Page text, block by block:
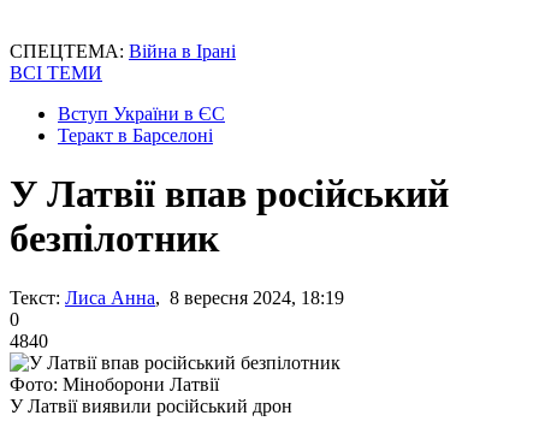
СПЕЦТЕМА: Війна в Ірані
ВСІ ТЕМИ
Вступ України в ЄС
Теракт в Барселоні
У Латвії впав російський
безпілотник
Текст: Лиса Анна, 8 вересня 2024, 18:19
0
4840
Фото: Міноборони Латвії
У Латвії виявили російський дрон